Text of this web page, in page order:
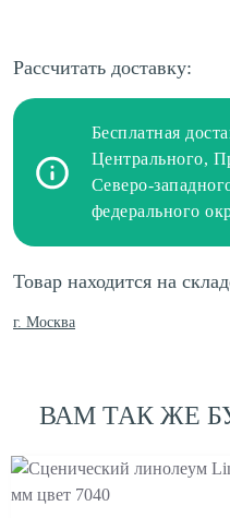
Рассчитать доставку:
Бесплатная
Центрального,
Северо-
федерального
Товар находится на
г. Москва
ВАМ ТАК ЖЕ